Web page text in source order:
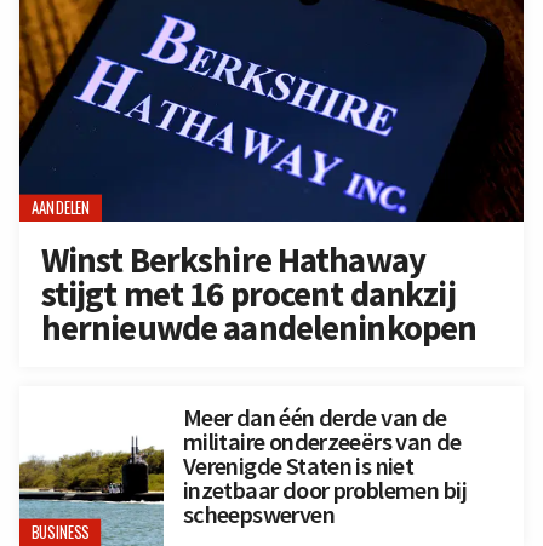
AANDELEN
Winst Berkshire Hathaway
stijgt met 16 procent dankzij
hernieuwde aandeleninkopen
BUSINESS
Meer dan één derde van de
militaire onderzeeërs van de
Verenigde Staten is niet
inzetbaar door problemen bij
scheepswerven